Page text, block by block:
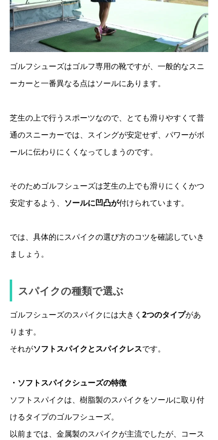
ゴルフシューズはゴルフ専用の靴ですが、一般的なスニ
ーカーと一番異なる点はソールにあります。
芝生の上で行うスポーツなので、とても滑りやすくて普
通のスニーカーでは、スイングが安定せず、パワーがボ
ールに伝わりにくくなってしまうのです。
そのためゴルフシューズは芝生の上でも滑りにくくかつ
安定するよう、 ソールに凹凸が付けられています。
では、具体的にスパイクの選び方のコツを確認していき
ましょう。
スパイクの種類で選ぶ
ゴルフシューズのスパイクには大きく 2つのタイプがあ
ります。
それがソフトスパイクとスパイクレスです。
・ソフトスパイクシューズの特徴
ソフトスパイクは、樹脂製のスパイクをソールに取り付
けるタイプのゴルフシューズ。
以前までは、金属製のスパイクが主流でしたが、コース